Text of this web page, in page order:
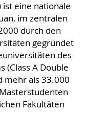
ist eine nationale
im zentralen
durch den
gegründet
des
(Class A Double
mehr als 33.000
Fakultäten